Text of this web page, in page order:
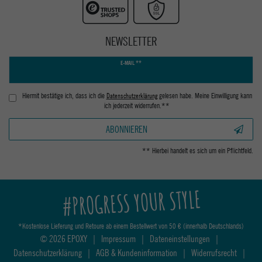
NEWSLETTER
E-MAIL **
Hiermit bestätige ich, dass ich die Daten­schutz­erklärunggelesen habe. Meine Einwilligung kann
ich jederzeit widerrufen.**
ABONNIEREN
** Hierbei handelt es sich um ein Pflichtfeld.
#PROGRESS YOUR STYLE
*Kostenlose Lieferung und Retoure ab einem Bestellwert von 50 € (innerhalb Deutschlands)
© 2026 EPOXY | Impressum | Dateneinstellungen |
Datenschutzerklärung | AGB & Kundeninformation | Widerrufsrecht |